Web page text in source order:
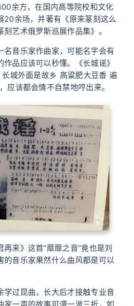
余方，在国内高等院校和文化
20余场，并著有《原来篆刻这么
艺术俄罗斯巡展作品集》。
名音乐家作曲家，可能名字会有
品应该可以秒懂。《长城谣》
长城外面是故乡 高粱肥大豆香 遍
应该都会情不自禁地哼出来。
来》这首“靡靡之音”竟也是刘
的音乐家果然什么曲风都是可以
学过昆曲，长大后才接触专业音